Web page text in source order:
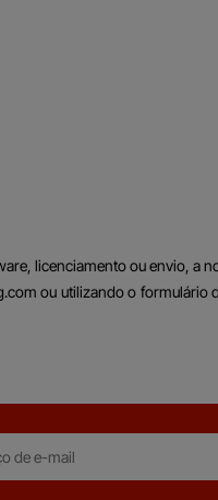
licenciamento ou envio, a
ou utilizando o